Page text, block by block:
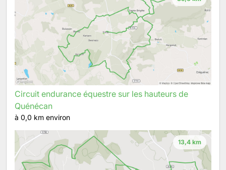
Circuit endurance équestre sur les hauteurs de
Quénécan
à 0,0 km environ
13,4 km